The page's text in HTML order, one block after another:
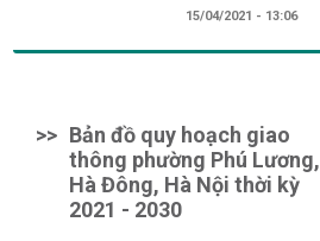
15/04/2021 - 13:06
>> Bản đồ quy hoạch giao
thông phường Phú Lương,
Hà Đông, Hà Nội thời kỳ
2021 - 2030